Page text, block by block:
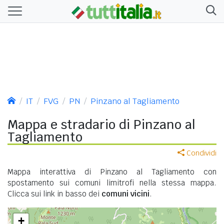
IT FVG PN Pinzano al Tagliamento
Mappa e stradario di Pinzano al
Tagliamento
Condividi
Mappa interattiva di Pinzano al Tagliamento con
spostamento sui comuni limitrofi nella stessa mappa.
Clicca sui link in basso dei comuni vicini.
+